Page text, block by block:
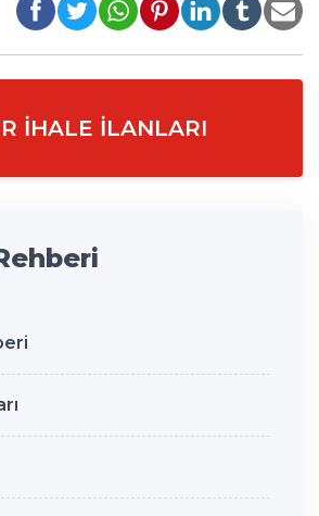
İHALE İLANLARI